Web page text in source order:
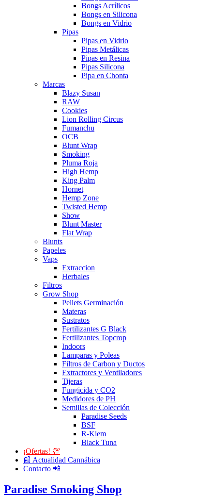
Bongs Acrílicos
Bongs en Silicona
Bongs en Vidrio
Pipas
Pipas en Vidrio
Pipas Metálicas
Pipas en Resina
Pipas Silicona
Pipa en Chonta
Marcas
Blazy Susan
RAW
Cookies
Lion Rolling Circus
Fumanchu
OCB
Blunt Wrap
Smoking
Pluma Roja
High Hemp
King Palm
Hornet
Hemp Zone
Twisted Hemp
Show
Blunt Master
Flat Wrap
Blunts
Papeles
Vaps
Extraccion
Herbales
Filtros
Grow Shop
Pellets Germinación
Materas
Sustratos
Fertilizantes G Black
Fertilizantes Topcrop
Indoors
Lamparas y Poleas
Filtros de Carbon y Ductos
Extractores y Ventiladores
Tijeras
Fungicida y CO2
Medidores de PH
Semillas de Colección
Paradise Seeds
BSF
R-Kiem
Black Tuna
¡Ofertas! 💯
📰 Actualidad Cannábica
Contacto 📲
Paradise Smoking Shop